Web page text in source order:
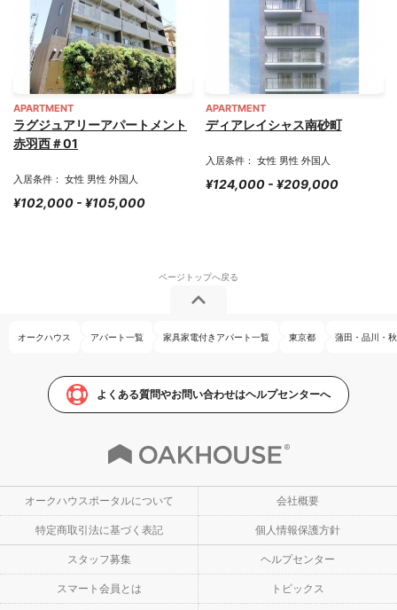
APARTMENT
ラグジュアリーアパートメント
赤羽西＃01
入居条件： 女性 男性 外国人
¥102,000 - ¥105,000
APARTMENT
ディアレイシャス南砂町
入居条件： 女性 男性 外国人
¥124,000 - ¥209,000
オークハウス アパート一覧 家具家電付きアパート一覧 東京都 蒲田・品川・
よくある質問やお問い合わせはヘルプセンターへ
オークハウスポータルについて 会社概要
特定商取引法に基づく表記 個人情報保護方針
スタッフ募集 ヘルプセンター
スマート会員とは トピックス